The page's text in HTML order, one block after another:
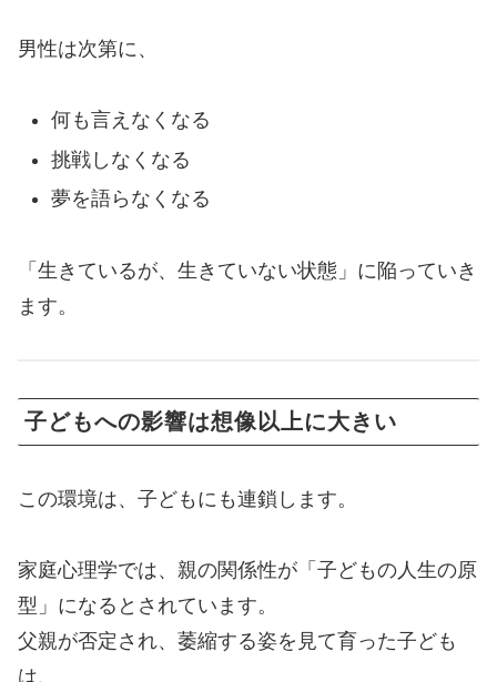
男性は次第に、
何も言えなくなる
挑戦しなくなる
夢を語らなくなる
「生きているが、生きていない状態」に陥っていき
ます。
子どもへの影響は想像以上に大きい
この環境は、子どもにも連鎖します。
家庭心理学では、親の関係性が「子どもの人生の原
型」になるとされています。
父親が否定され、萎縮する姿を見て育った子ども
は、